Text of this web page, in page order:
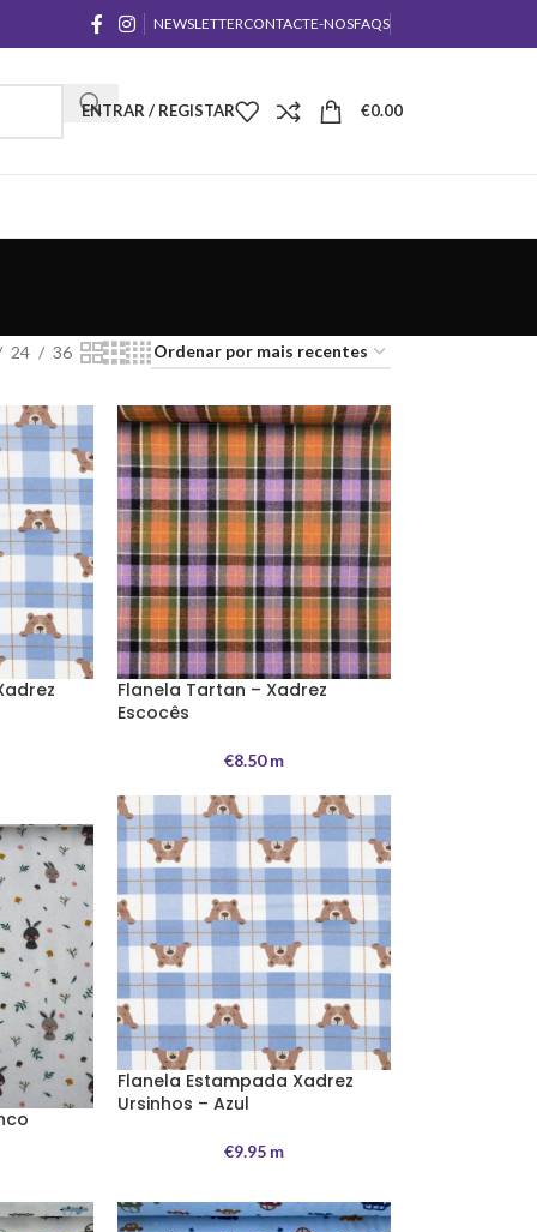
NEWSLETTERCONTACTE-NOSFAQS
ENTRAR / REGISTAR €0.00
24 36
Flanela Tartan – Xadrez
Escocês
€8.50m
Flanela Estampada Xadrez
Ursinhos – Azul
€9.95m